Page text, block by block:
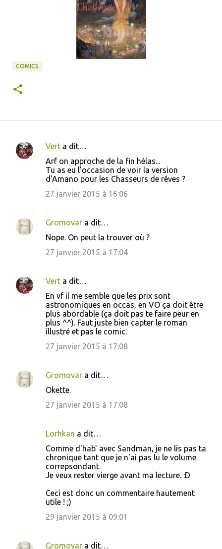
COMICS
C
n
t
r
e
Vert a dit…
Arf on approche de la fin hélas...
Tu as eu l'occasion de voir la version
d'Amano pour les Chasseurs de rêves ?
27 janvier 2015 à 16:06
Gromovar a dit…
Nope. On peut la trouver où ?
27 janvier 2015 à 17:04
Vert a dit…
En vf il me semble que les prix sont
astronomiques en occas, en VO ça doit être
plus abordable (ça doit pas te faire peur en
plus ^^). Faut juste bien capter le roman
illustré et pas le comic.
27 janvier 2015 à 17:08
Gromovar a dit…
Okette.
27 janvier 2015 à 17:08
Lorhkan a dit…
Comme d'hab' avec Sandman, je ne lis pas ta
chronique tant que je n'ai pas lu le volume
correpsondant.
Je veux rester vierge avant ma lecture. :D
Ceci est donc un commentaire hautement
utile ! ;)
29 janvier 2015 à 09:01
Gromovar a dit…